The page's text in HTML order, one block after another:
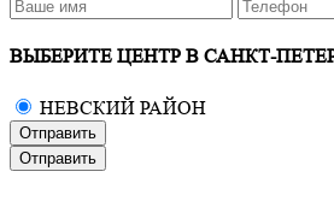
ВЫБЕРИТЕ ЦЕНТР В САНКТ-
НЕВСКИЙ РАЙОН
Отправить
Отправить